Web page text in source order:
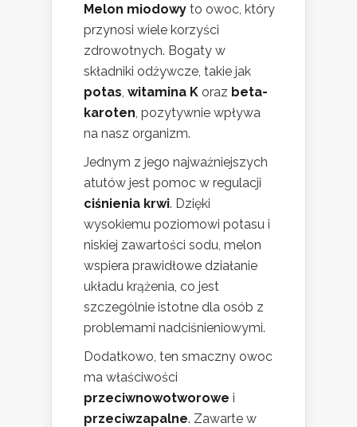
Melon miodowy to owoc, który
przynosi wiele korzyści
zdrowotnych. Bogaty w
składniki odżywcze, takie jak
potas, witamina K oraz beta-
karoten, pozytywnie wpływa
na nasz organizm.
Jednym z jego najważniejszych
atutów jest pomoc w regulacji
ciśnienia krwi. Dzięki
wysokiemu poziomowi potasu i
niskiej zawartości sodu, melon
wspiera prawidłowe działanie
układu krążenia, co jest
szczególnie istotne dla osób z
problemami nadciśnieniowymi.
Dodatkowo, ten smaczny owoc
ma właściwości
przeciwnowotworowe i
przeciwzapalne. Zawarte w